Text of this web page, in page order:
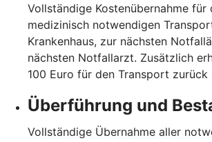
Vollständige Kostenübernahme für
medizinisch notwendigen
Krankenhaus, zur nächsten
nächsten Notfallarzt. Zusätzlich
100 Euro für den Transport
Überführung und
Vollständige Übernahme aller